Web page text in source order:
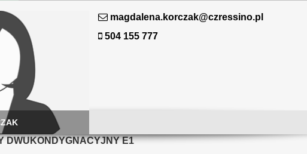
magdalena.korczak@czressino.pl
504 155 777
DWUKONDYGNACYJNY E1